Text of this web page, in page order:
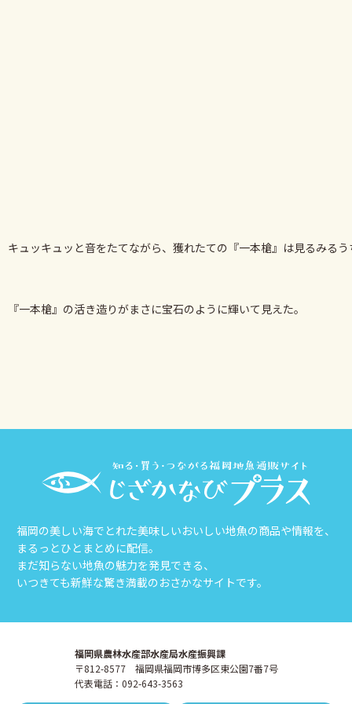
キュッキュッと音をたてながら、獲れたての『一本槍』は見るみる
『一本槍』の活き造りがまさに宝石のように輝いて見えた。
福岡の美しい海でとれた美味しいおいしい地魚の商品や情報を、
まるっとひとまとめに配信。
まだ知らない地魚の魅力を発見できる、
いつきても新鮮な驚き満載のおさかなサイトです。
福岡県農林水産部水産局水産振興課
〒812-8577 福岡県福岡市博多区東公園7番7号
代表電話：092-643-3563